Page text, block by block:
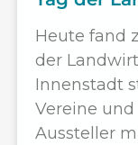
Heute fand
der
Innenstadt
Vereine
Aussteller